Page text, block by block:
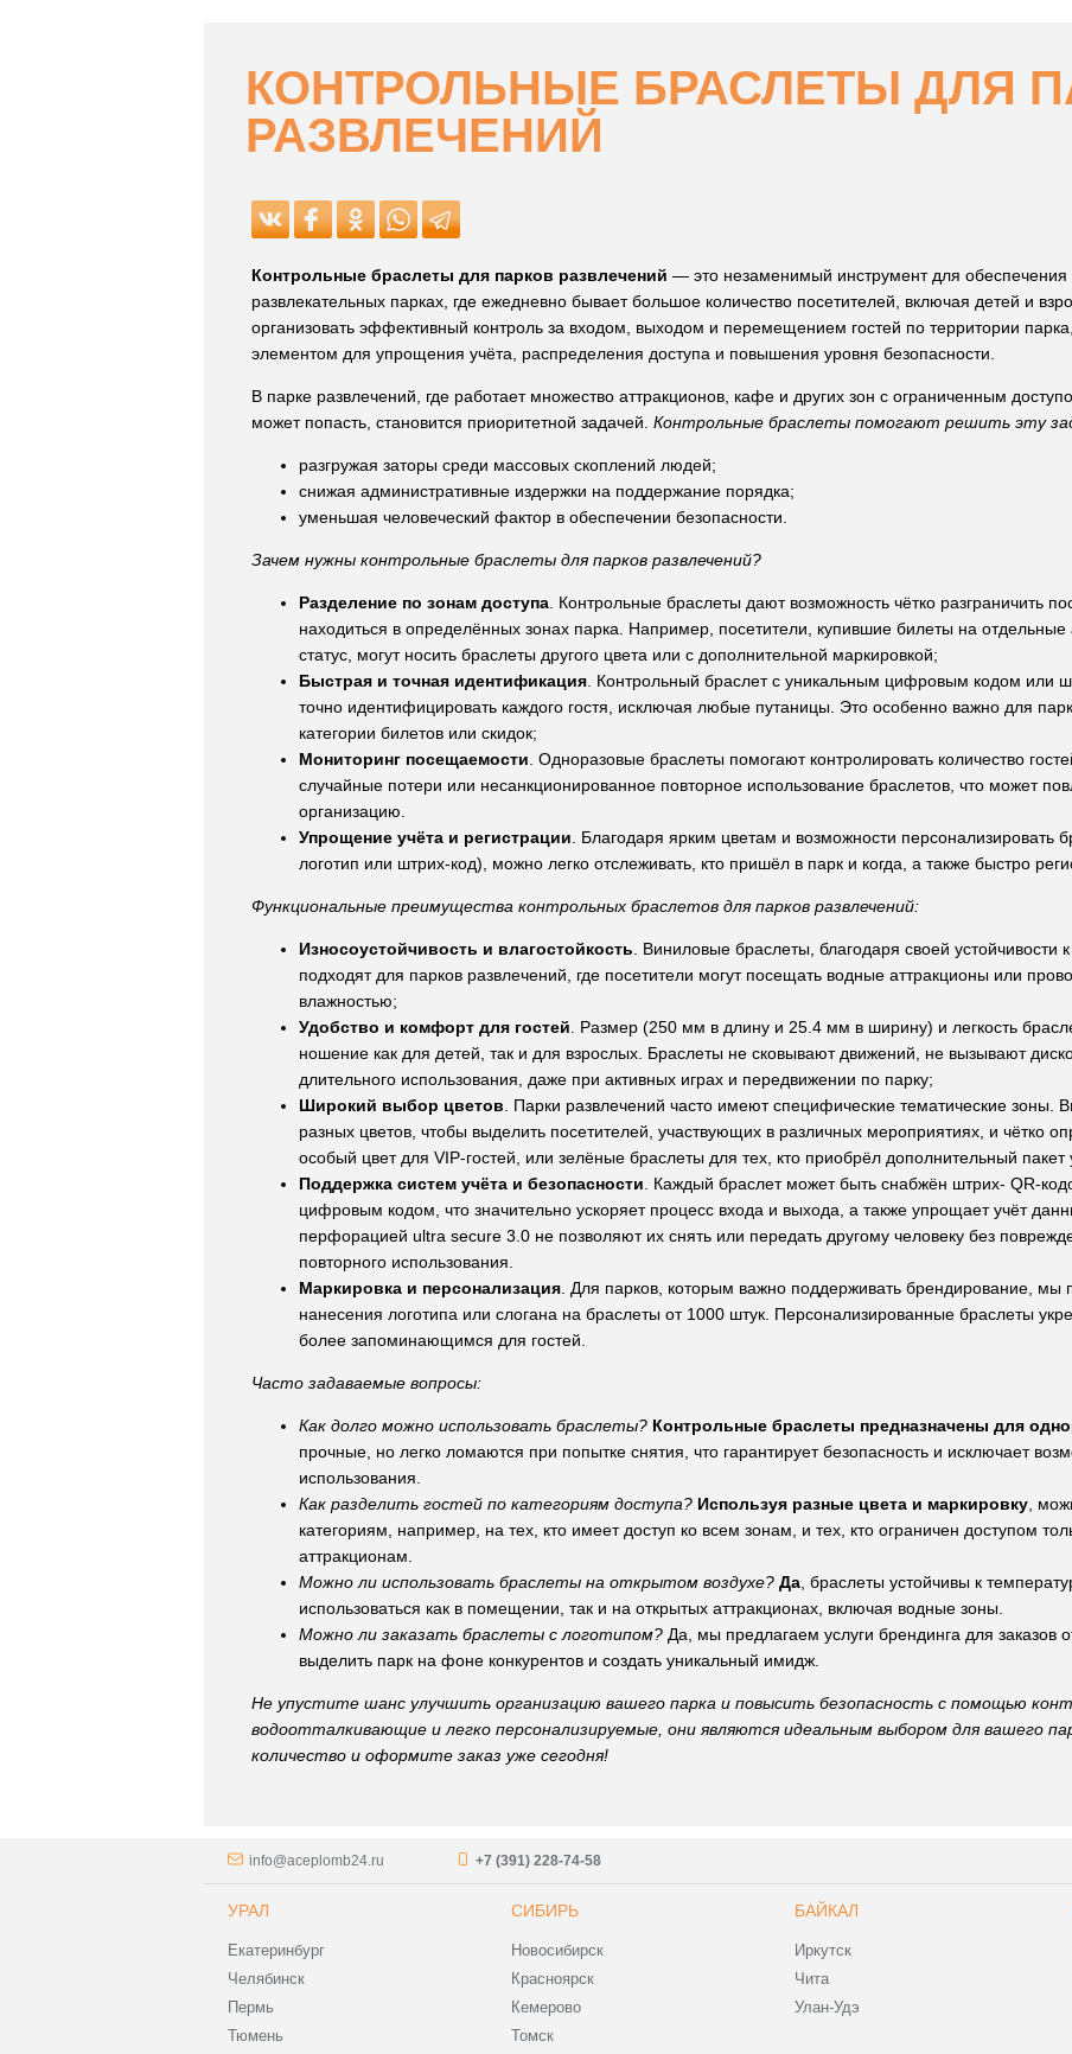
КОНТРОЛЬНЫЕ БРАСЛЕТЫ ДЛЯ
РАЗВЛЕЧЕНИЙ
Контрольные браслеты для парков развлечений — это незаменимый инструмент для обеспечения
развлекательных парках, где ежедневно бывает большое количество посетителей, включая детей и
организовать эффективный контроль за входом, выходом и перемещением гостей по территории
элементом для упрощения учёта, распределения доступа и повышения уровня безопасности.
В парке развлечений, где работает множество аттракционов, кафе и других зон с ограниченным
может попасть, становится приоритетной задачей. Контрольные браслеты помогают решить эту
разгружая заторы среди массовых скоплений людей;
снижая административные издержки на поддержание порядка;
уменьшая человеческий фактор в обеспечении безопасности.
Зачем нужны контрольные браслеты для парков развлечений?
Разделение по зонам доступа. Контрольные браслеты дают возможность чётко разграничить
находиться в определённых зонах парка. Например, посетители, купившие билеты на
статус, могут носить браслеты другого цвета или с дополнительной маркировкой;
Быстрая и точная идентификация. Контрольный браслет с уникальным цифровым кодом или
точно идентифицировать каждого гостя, исключая любые путаницы. Это особенно важно для
категории билетов или скидок;
Мониторинг посещаемости. Одноразовые браслеты помогают контролировать количество
случайные потери или несанкционированное повторное использование браслетов, что может
организацию.
Упрощение учёта и регистрации. Благодаря ярким цветам и возможности персонализировать
логотип или штрих-код), можно легко отслеживать, кто пришёл в парк и когда, а также быстро
Функциональные преимущества контрольных браслетов для парков развлечений:
Износоустойчивость и влагостойкость. Виниловые браслеты, благодаря своей устойчивости
подходят для парков развлечений, где посетители могут посещать водные аттракционы или
влажностью;
Удобство и комфорт для гостей. Размер (250 мм в длину и 25.4 мм в ширину) и легкость
ношение как для детей, так и для взрослых. Браслеты не сковывают движений, не вызывают
длительного использования, даже при активных играх и передвижении по парку;
Широкий выбор цветов. Парки развлечений часто имеют специфические тематические зоны.
разных цветов, чтобы выделить посетителей, участвующих в различных мероприятиях, и чётко
особый цвет для VIP-гостей, или зелёные браслеты для тех, кто приобрёл дополнительный пакет
Поддержка систем учёта и безопасности. Каждый браслет может быть снабжён штрих- QR-
цифровым кодом, что значительно ускоряет процесс входа и выхода, а также упрощает учёт
перфорацией ultra secure 3.0 не позволяют их снять или передать другому человеку без
повторного использования.
Маркировка и персонализация. Для парков, которым важно поддерживать брендирование, мы
нанесения логотипа или слогана на браслеты от 1000 штук. Персонализированные браслеты
более запоминающимся для гостей.
Часто задаваемые вопросы:
Как долго можно использовать браслеты? Контрольные браслеты предназначены для
прочные, но легко ломаются при попытке снятия, что гарантирует безопасность и исключает
использования.
Как разделить гостей по категориям доступа? Используя разные цвета и маркировку,
категориям, например, на тех, кто имеет доступ ко всем зонам, и тех, кто ограничен доступом
аттракционам.
Можно ли использовать браслеты на открытом воздухе? Да, браслеты устойчивы к
использоваться как в помещении, так и на открытых аттракционах, включая водные зоны.
Можно ли заказать браслеты с логотипом? Да, мы предлагаем услуги брендинга для заказов
выделить парк на фоне конкурентов и создать уникальный имидж.
Не упустите шанс улучшить организацию вашего парка и повысить безопасность с помощью
водоотталкивающие и легко персонализируемые, они являются идеальным выбором для вашего
количество и оформите заказ уже сегодня!
info@aceplomb24.ru +7 (391) 228-74-58
УРАЛ
Екатеринбург
Челябинск
Пермь
Тюмень
СИБИРЬ
Новосибирск
Красноярск
Кемерово
Томск
БАЙКАЛ
Иркутск
Чита
Улан-Удэ